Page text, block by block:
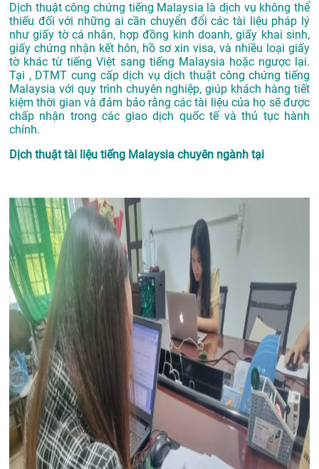
Dịch thuật công chứng tiếng Malaysia là dịch vụ không thể
thiếu đối với những ai cần chuyển đổi các tài liệu pháp lý
như giấy tờ cá nhân, hợp đồng kinh doanh, giấy khai sinh,
giấy chứng nhận kết hôn, hồ sơ xin visa, và nhiều loại giấy
tờ khác từ tiếng Việt sang tiếng Malaysia hoặc ngược lại.
Tại , DTMT cung cấp dịch vụ dịch thuật công chứng tiếng
Malaysia với quy trình chuyên nghiệp, giúp khách hàng tiết
kiệm thời gian và đảm bảo rằng các tài liệu của họ sẽ được
chấp nhận trong các giao dịch quốc tế và thủ tục hành
chính.
Dịch thuật tài liệu tiếng Malaysia chuyên ngành tại